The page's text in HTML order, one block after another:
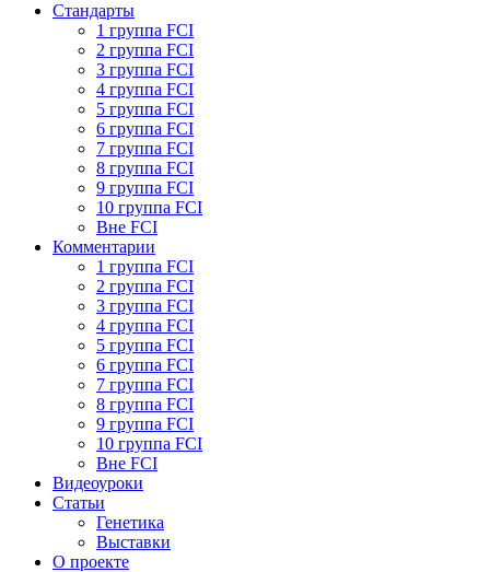
Стандарты
1 группа FCI
2 группа FCI
3 группа FCI
4 группа FCI
5 группа FCI
6 группа FCI
7 группа FCI
8 группа FCI
9 группа FCI
10 группа FCI
Вне FCI
Комментарии
1 группа FCI
2 группа FCI
3 группа FCI
4 группа FCI
5 группа FCI
6 группа FCI
7 группа FCI
8 группа FCI
9 группа FCI
10 группа FCI
Вне FCI
Видеоуроки
Статьи
Генетика
Выставки
О проекте